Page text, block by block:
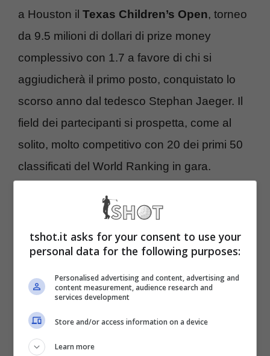
a Houston il Texas Children’s Open, torneo
da 9.5 milioni di dollari di prize money
complessivo con 1.7 a favore di chi si
aggiudicherà il primo posto, conquistato lo
scorso anno dal tedesco Stephan Jaeger. Il
field dei partecipanti si prospetta, come al
solito, molto competitivo con 20 dei primi 50
classificati del World Ranking in gara.
Matteo Manassero in
campo al Texas Open,
presenti anche Scheffler e
McIlroy
A Houston torna in campoMatteo
Manassero, reduce dal taglio subito al
tshot.it asks for your consent to use your
personal data for the following purposes:
Personalised advertising and content, advertising and
content measurement, audience research and
services development
Store and/or access information on a device
Learn more